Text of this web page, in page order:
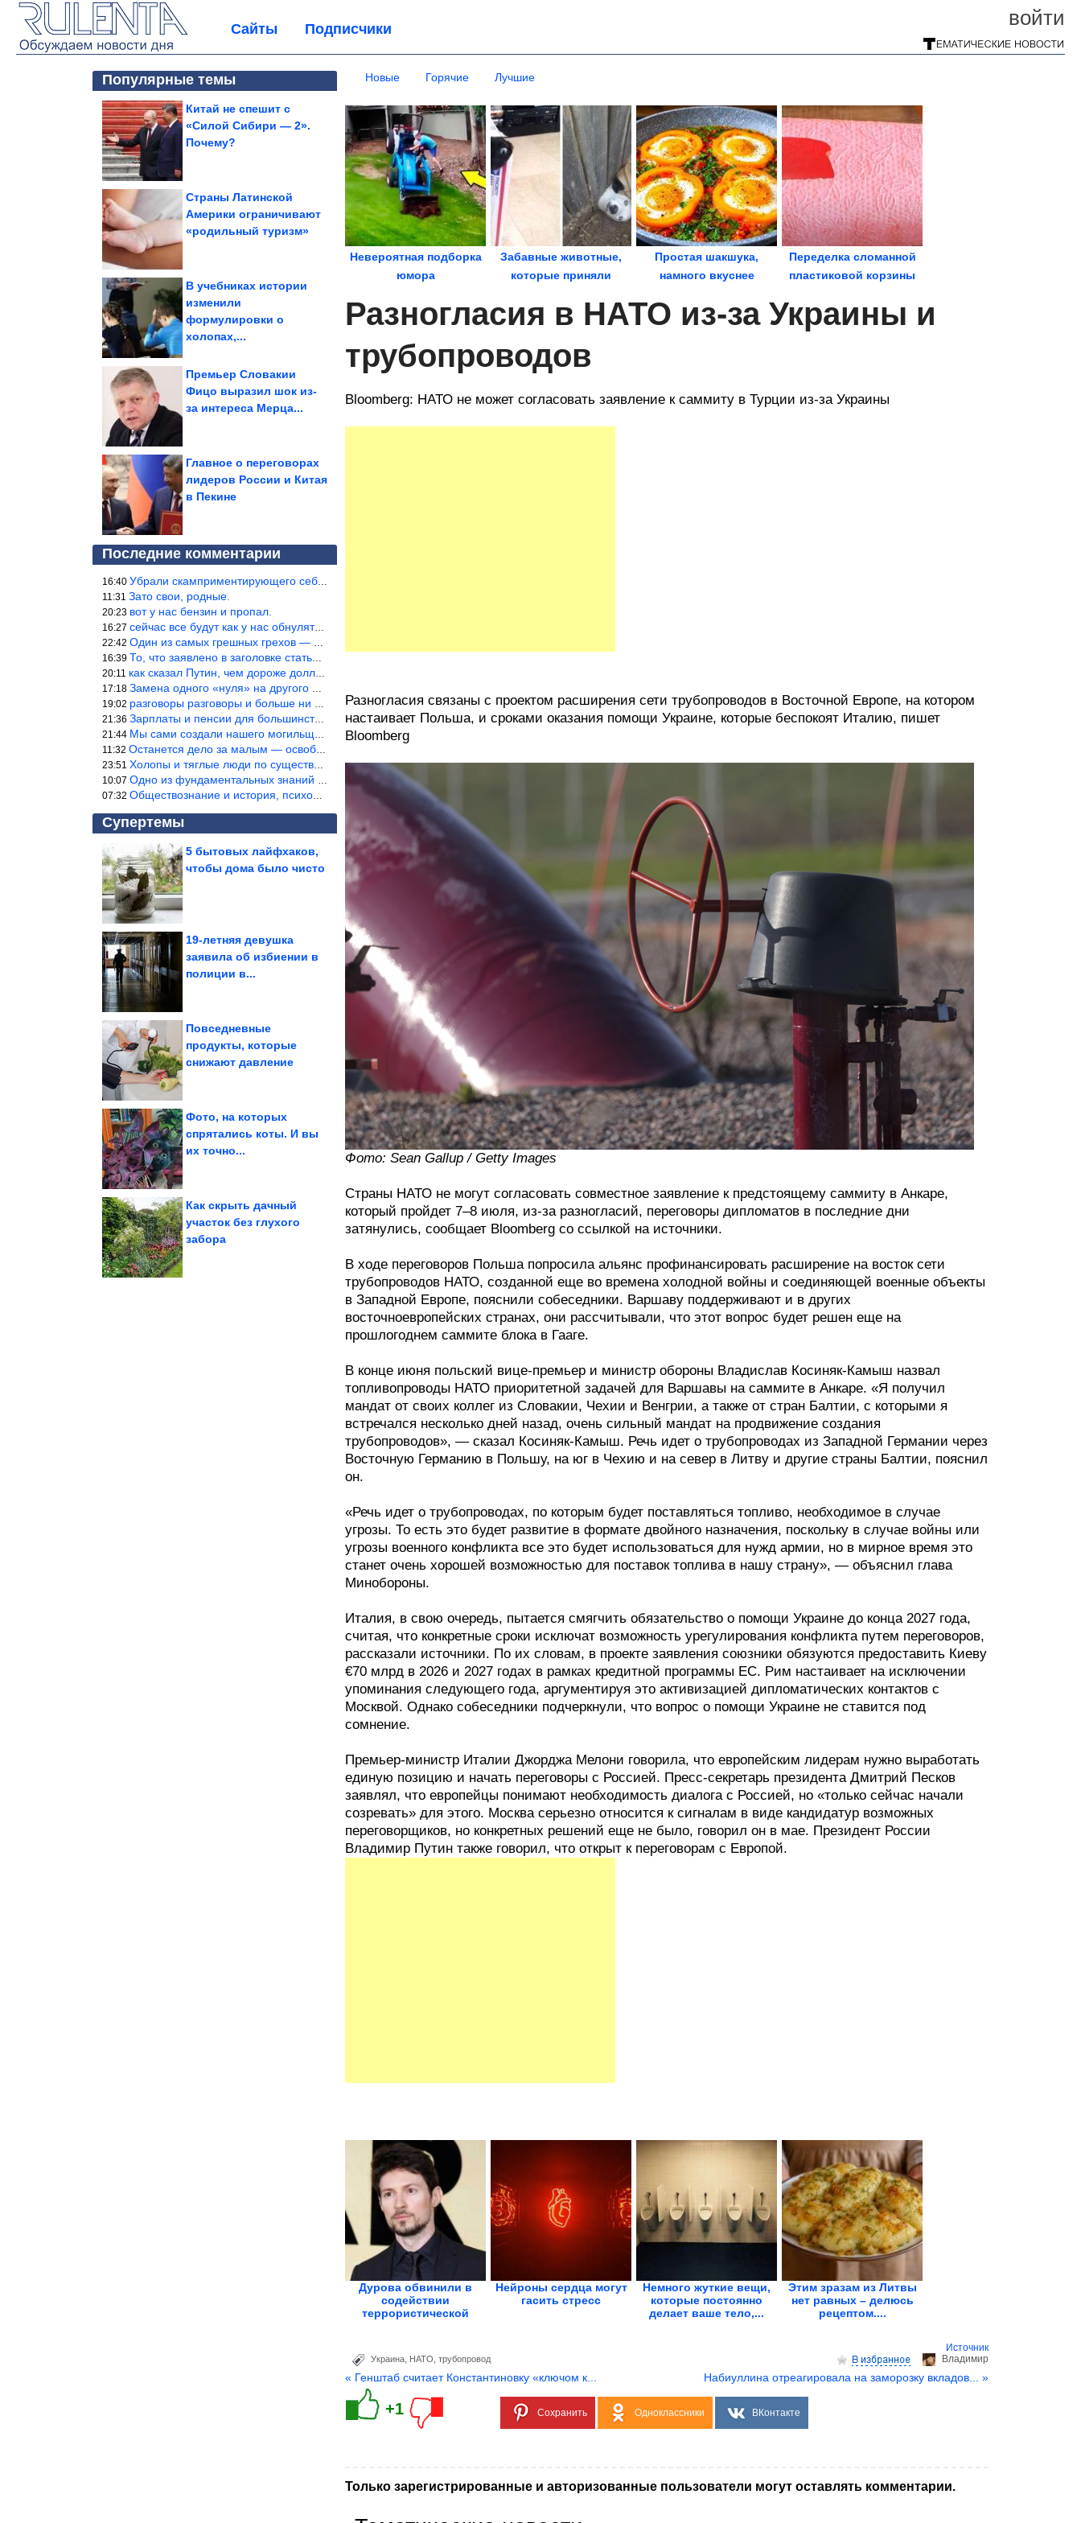
войти
Сайты Подписчики
Популярные темы
Китай не спешит с
«Силой Сибири — 2».
Почему?
Страны Латинской
Америки ограничивают
«родильный туризм»
В учебниках истории
изменили
формулировки о
холопах,...
Премьер Словакии
Фицо выразил шок из-
за интереса Мерца...
Главное о переговорах
лидеров России и Китая
в Пекине
Последние комментарии
16:40 Убрали скамприментирующего себя марианетку, кто будет следующим…
11:31 Зато свои, родные.
20:23 вот у нас бензин и пропал.
16:27 сейчас все будут как у нас обнуляться.
22:42 Один из самых грешных грехов — считать себя непогрешимым.
16:39 То, что заявлено в заголовке статьи противоречит утверждению &qu
20:11 как сказал Путин, чем дороже доллар тем дороже нефть продадим.
17:18 Замена одного «нуля» на другого «нуля» в рамках одной и той же с
19:02 разговоры разговоры и больше ни чего 9я часть балабола.
21:36 Зарплаты и пенсии для большинства населения в регионах нищенские
21:44 Мы сами создали нашего могильщика, это ИИ. Он нас и похоронит. М
11:32 Останется дело за малым — освободить планету Земля от глупого ви
23:51 Холопы и тяглые люди по существу одно и тоже. Буржуи и холопы сн
10:07 Одно из фундаментальных знаний правды — знание оптимума производ
07:32 Обществознание и история, психология, этика и т.д. относятся к н
Супертемы
Что происходит с
5 бытовых лайфхаков,
чтобы дома было чисто
19-летняя девушка
заявила об избиении в
полиции в...
Повседневные
продукты, которые
снижают давление
Картинки, чтобы
Фото, на которых
спрятались коты. И вы
их точно...
Земля удивительнее,
чем вы думали
Как cкрыть дачный
участок без глухого
забора
Новые Горячие Лучшие
Невероятная подборка
юмора
Забавные животные,
которые приняли
Простая шакшука,
намного вкуснее
Королевская...
Переделка сломанной
пластиковой корзины
Разногласия в НАТО из-за Украины и
трубопроводов
Bloomberg: НАТО не может согласовать заявление к саммиту в Турции из-за Украины
Разногласия связаны с проектом расширения сети трубопроводов в Восточной Европе, на котором
настаивает Польша, и сроками оказания помощи Украине, которые беспокоят Италию, пишет
Bloomberg
Фото: Sean Gallup / Getty Images
Страны НАТО не могут согласовать совместное заявление к предстоящему саммиту в Анкаре,
который пройдет 7–8 июля, из-за разногласий, переговоры дипломатов в последние дни
затянулись, сообщает Bloomberg со ссылкой на источники.
В ходе переговоров Польша попросила альянс профинансировать расширение на восток сети
трубопроводов НАТО, созданной еще во времена холодной войны и соединяющей военные объекты
в Западной Европе, пояснили собеседники. Варшаву поддерживают и в других
восточноевропейских странах, они рассчитывали, что этот вопрос будет решен еще на
прошлогоднем саммите блока в Гааге.
В конце июня польский вице-премьер и министр обороны Владислав Косиняк-Камыш назвал
топливопроводы НАТО приоритетной задачей для Варшавы на саммите в Анкаре. «Я получил
мандат от своих коллег из Словакии, Чехии и Венгрии, а также от стран Балтии, с которыми я
встречался несколько дней назад, очень сильный мандат на продвижение создания
трубопроводов», — сказал Косиняк-Камыш. Речь идет о трубопроводах из Западной Германии через
Восточную Германию в Польшу, на юг в Чехию и на север в Литву и другие страны Балтии, пояснил
он.
«Речь идет о трубопроводах, по которым будет поставляться топливо, необходимое в случае
угрозы. То есть это будет развитие в формате двойного назначения, поскольку в случае войны или
угрозы военного конфликта все это будет использоваться для нужд армии, но в мирное время это
станет очень хорошей возможностью для поставок топлива в нашу страну», — объяснил глава
Минобороны.
Италия, в свою очередь, пытается смягчить обязательство о помощи Украине до конца 2027 года,
считая, что конкретные сроки исключат возможность урегулирования конфликта путем переговоров,
рассказали источники. По их словам, в проекте заявления союзники обязуются предоставить Киеву
€70 млрд в 2026 и 2027 годах в рамках кредитной программы ЕС. Рим настаивает на исключении
упоминания следующего года, аргументируя это активизацией дипломатических контактов с
Москвой. Однако собеседники подчеркнули, что вопрос о помощи Украине не ставится под
сомнение.
Премьер-министр Италии Джорджа Мелони говорила, что европейским лидерам нужно выработать
единую позицию и начать переговоры с Россией. Пресс-секретарь президента Дмитрий Песков
заявлял, что европейцы понимают необходимость диалога с Россией, но «только сейчас начали
созревать» для этого. Москва серьезно относится к сигналам в виде кандидатур возможных
переговорщиков, но конкретных решений еще не было, говорил он в мае. Президент России
Владимир Путин также говорил, что открыт к переговорам с Европой.
Дурова обвинили в
содействии
террористической
Нейроны сердца могут
гасить стресс
Немного жуткие вещи,
которые постоянно
делает ваше тело,...
Этим зразам из Литвы
нет равных – делюсь
рецептом....
Источник
Владимир
Украина НАТО трубопровод
« Генштаб считает Константиновку «ключом к... Набиуллина отреагировала на заморозку вкладов... »
+1 Сохранить Одноклассники ВКонтакте
Только зарегистрированные и авторизованные пользователи могут оставлять комментарии.